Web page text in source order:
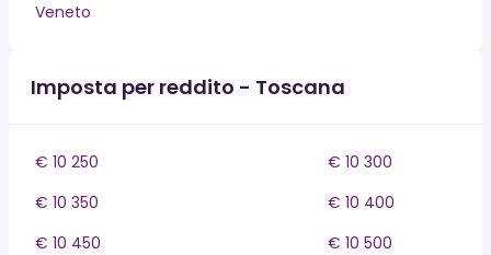
Veneto
Imposta per reddito - Toscana
€ 10 250
€ 10 300
€ 10 350
€ 10 400
€ 10 450
€ 10 500